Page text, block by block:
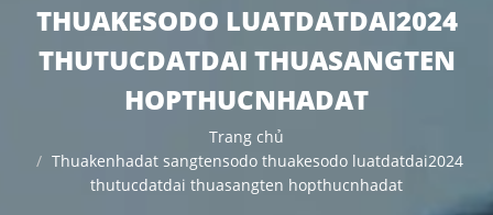
CHẤP
NHÀ
ĐẤT
ĐÁP
THUAKESODO LUATDATDAI2024
THUTUCDATDAI THUASANGTEN
HOPTHUCNHADAT
Trang chủ
Thuakenhadat sangtensodo thuakesodo luatdatdai2024
thutucdatdai thuasangten hopthucnhadat